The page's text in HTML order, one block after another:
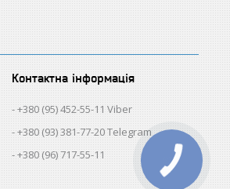
Контактна інформація
+380 (95) 452-55-11 Viber
+380 (93) 381-77-20 Telegram
+380 (96) 717-55-11